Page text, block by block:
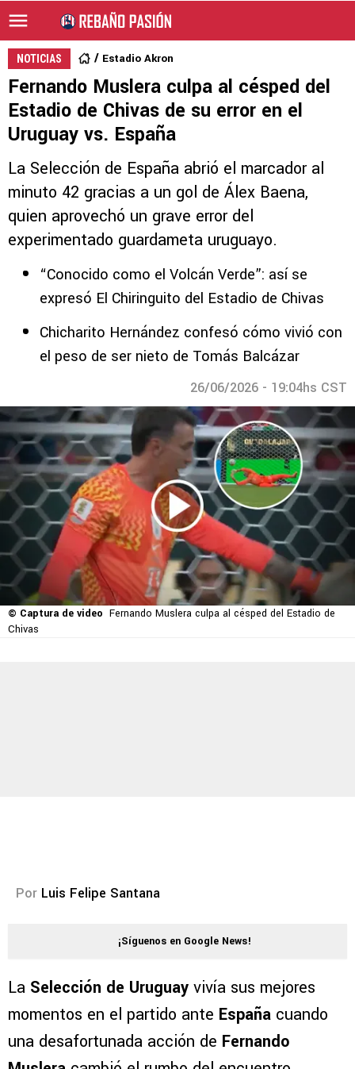
NOTICIAS Estadio Akron
Fernando Muslera culpa al césped del
Estadio de Chivas de su error en el
Uruguay vs. España
La Selección de España abrió el marcador al
minuto 42 gracias a un gol de Álex Baena,
quien aprovechó un grave error del
experimentado guardameta uruguayo.
“Conocido como el Volcán Verde”: así se
expresó El Chiringuito del Estadio de Chivas
Chicharito Hernández confesó cómo vivió con
el peso de ser nieto de Tomás Balcázar
26/06/2026 - 19:04hs CST
© Captura de video Fernando Muslera culpa al césped del Estadio de
Chivas
Por Luis Felipe Santana
¡Síguenos en Google News!
La Selección de Uruguay vivía sus mejores
momentos en el partido ante España cuando
una desafortunada acción de Fernando